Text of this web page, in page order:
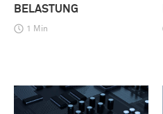
BELASTUNG
1 Min